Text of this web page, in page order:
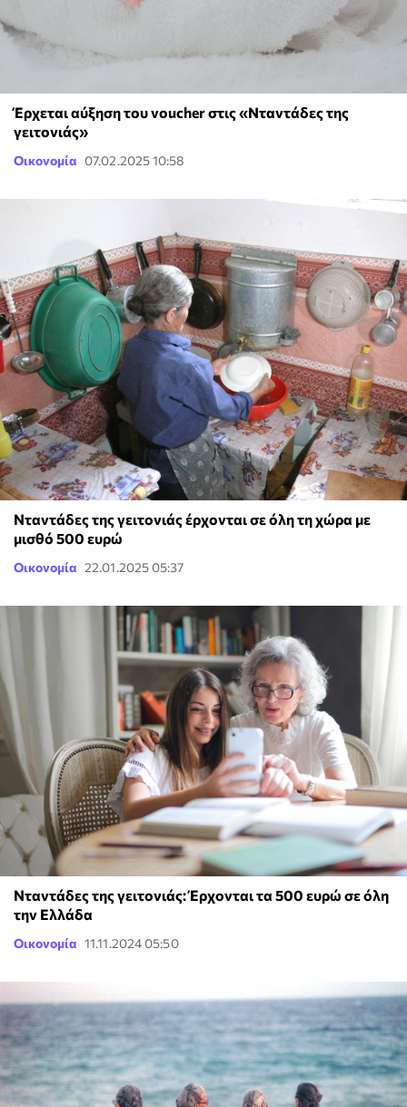
Έρχεται αύξηση του voucher στις «Νταντάδες της
γειτονιάς»
Οικονομία 07.02.2025 10:58
Νταντάδες της γειτονιάς έρχονται σε όλη τη χώρα με
μισθό 500 ευρώ
Οικονομία 22.01.2025 05:37
Νταντάδες της γειτονιάς: Έρχονται τα 500 ευρώ σε όλη
την Ελλάδα
Οικονομία 11.11.2024 05:50